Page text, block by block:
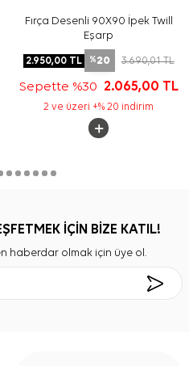
Fırça Desenli 90X90 İpek Twill
Eşarp
2.950,00TL %20 3.690,01TL
Sepette %30 2.065,00 TL
2 ve üzeri +% 20 indirim
İÇİN BİZE KATIL!
haberdar olmak için üye ol.